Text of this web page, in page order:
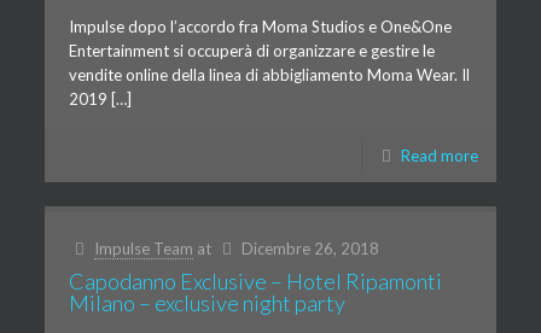
Impulse dopo l’accordo fra Moma Studios e One&One
Entertainment si occuperà di organizzare e gestire le
vendite online della linea di abbigliamento Moma Wear. Il
2019 […]
Read more
Impulse Team at Dicembre 26, 2018
Capodanno Exclusive – Hotel Ripamonti
Milano – exclusive night party